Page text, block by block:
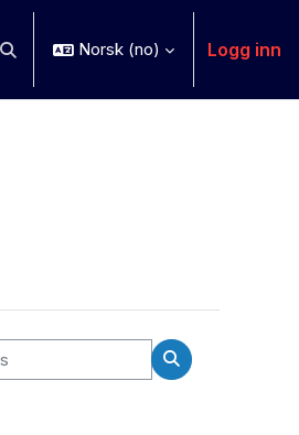
Veksle inndata for søk
Norsk ‎(no)‎ Logg inn
Søk etter kurs